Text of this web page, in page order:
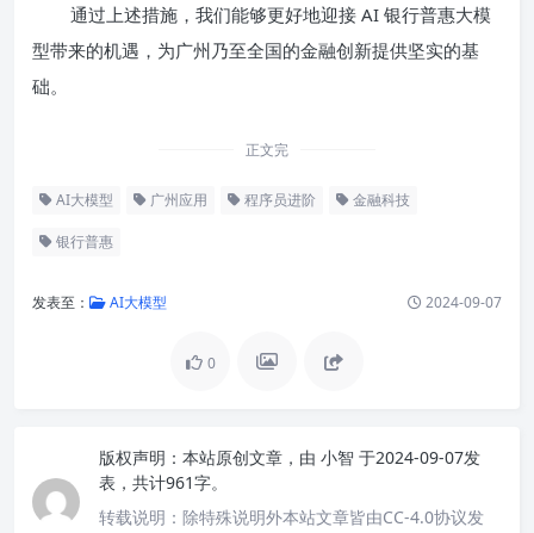
通过上述措施，我们能够更好地迎接 AI 银行普惠大模
型带来的机遇，为广州乃至全国的金融创新提供坚实的基
础。
正文完
AI大模型 广州应用 程序员进阶 金融科技
银行普惠
发表至： AI大模型 2024-09-07
0
版权声明： 本站原创文章，由 小智 于2024-09-07发
表，共计961字。
转载说明： 除特殊说明外本站文章皆由CC-4.0协议发